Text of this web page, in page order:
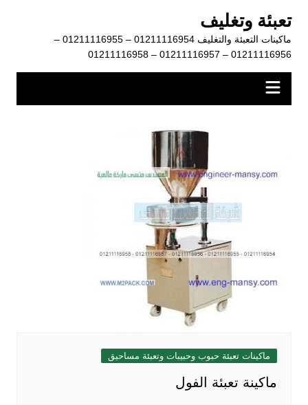
المحتوى
تعبئة وتغليف
ماكينات التعبئة والتغليف 01211116954 – 01211116955 –
01211116956 – 01211116957 – 01211116958
ماكينات تعبئة حبوب وحبيبات وتعبئة مساحيق
ماكينة تعبئة الفول